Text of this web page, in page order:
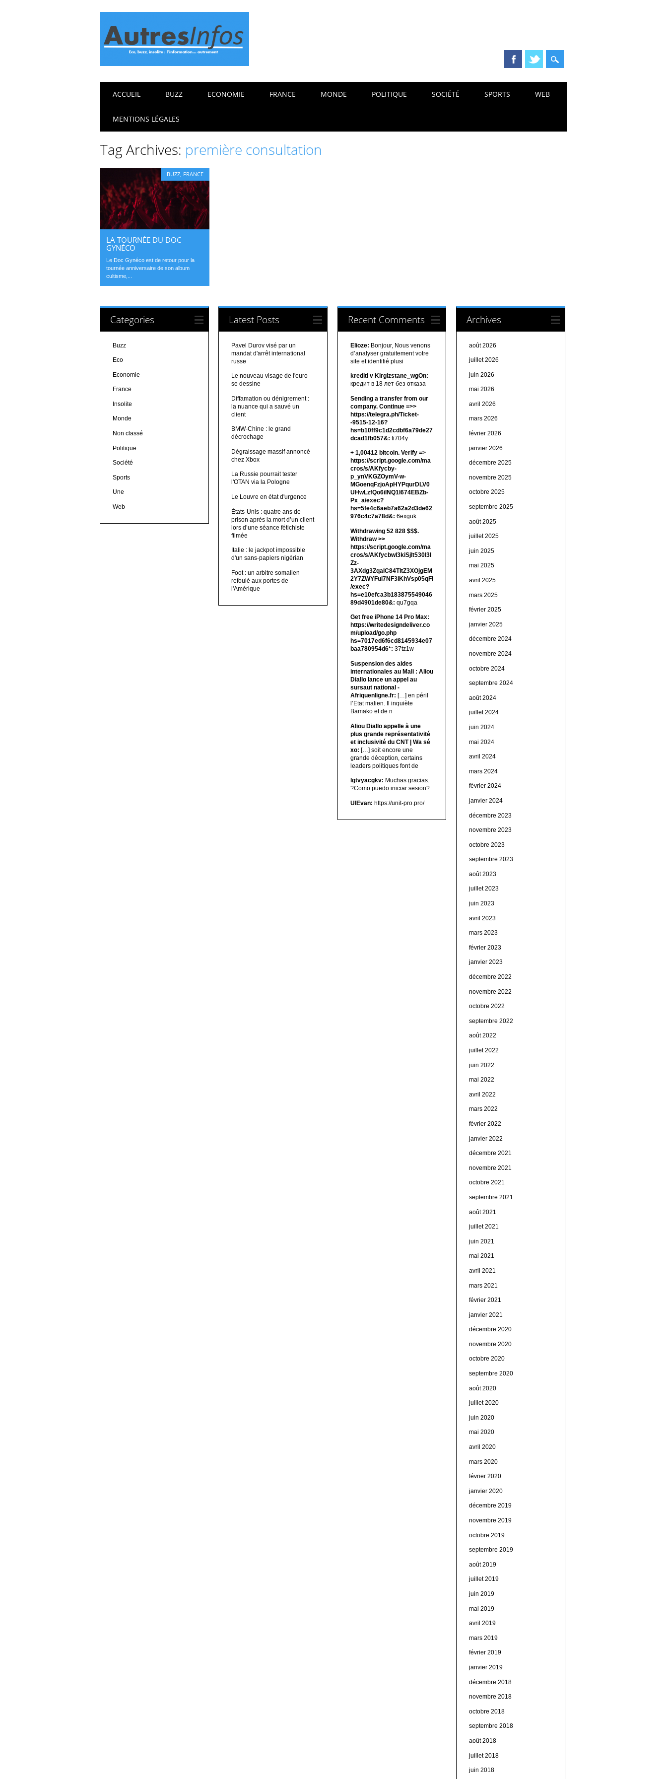
Main menu
ACCUEIL BUZZ ECONOMIE FRANCE MONDE POLITIQUE SOCIÉTÉ SPORTS WEB
MENTIONS LÉGALES
Tag Archives: première consultation
BUZZ, FRANCE
LA TOURNÉE DU DOC
GYNÉCO
Le Doc Gynéco est de retour pour la
tournée anniversaire de son album
cultisme,...
Categories
Buzz
Eco
Economie
France
Insolite
Monde
Non classé
Politique
Société
Sports
Une
Web
Latest Posts
Pavel Durov visé par un
mandat d'arrêt international
russe
Le nouveau visage de l'euro
se dessine
Diffamation ou dénigrement :
la nuance qui a sauvé un
client
BMW-Chine : le grand
décrochage
Dégraissage massif annoncé
chez Xbox
La Russie pourrait tester
l'OTAN via la Pologne
Le Louvre en état d'urgence
États-Unis : quatre ans de
prison après la mort d’un client
lors d’une séance fétichiste
filmée
Italie : le jackpot impossible
d'un sans-papiers nigérian
Foot : un arbitre somalien
refoulé aux portes de
l'Amérique
Recent Comments
Elioze: Bonjour, Nous venons
d’analyser gratuitement votre
site et identifié plusi
krediti v Kirgizstane_wgOn:
кредит в 18 лет без отказа
Sending a transfer from our
company. Continue =>>
https://telegra.ph/Ticket-
-9515-12-16?
hs=b10ff9c1d2cdbf6a79de27
dcad1fb057&: fi704y
+ 1,00412 bitсоin. Verify =>
https://script.google.com/ma
cros/s/AKfycby-
p_ynVKGZOymV-w-
MGoenqFzjoApHYPqurDLV0
UHwLzfQo6ilNQ1l674EBZb-
Px_a/exec?
hs=5fe4c6aeb7a62a2d3de62
976c4c7a78d&: 6exguk
Withdrawing 52 828 $$$.
Withdrаw >>
https://script.google.com/ma
cros/s/AKfycbwl3kiSjlt530I3l
Zz-
3AXdg3ZqalC84TltZ3XOjgEM
2Y7ZWYFui7NF3iKhVsp05qFl
/exec?
hs=e10efca3b183875549046
89d4901de80&: qu7gqa
Get free iPhone 14 Pro Max:
https://writedesigndeliver.co
m/upload/go.php
hs=7017ed6f6cd8145934e07
baa780954d6*: 37tz1w
Suspension des aides
internationales au Mali : Aliou
Diallo lance un appel au
sursaut national -
Afriquenligne.fr: […] en péril
l’Etat malien. Il inquiète
Bamako et de n
Aliou Diallo appelle à une
plus grande représentativité
et inclusivité du CNT | Wa sé
xo: […] soit encore une
grande déception, certains
leaders politiques font de
lgtvyacgkv: Muchas gracias.
?Como puedo iniciar sesion?
UIEvan: https://unit-pro.pro/
Archives
août 2026
juillet 2026
juin 2026
mai 2026
avril 2026
mars 2026
février 2026
janvier 2026
décembre 2025
novembre 2025
octobre 2025
septembre 2025
août 2025
juillet 2025
juin 2025
mai 2025
avril 2025
mars 2025
février 2025
janvier 2025
décembre 2024
novembre 2024
octobre 2024
septembre 2024
août 2024
juillet 2024
juin 2024
mai 2024
avril 2024
mars 2024
février 2024
janvier 2024
décembre 2023
novembre 2023
octobre 2023
septembre 2023
août 2023
juillet 2023
juin 2023
avril 2023
mars 2023
février 2023
janvier 2023
décembre 2022
novembre 2022
octobre 2022
septembre 2022
août 2022
juillet 2022
juin 2022
mai 2022
avril 2022
mars 2022
février 2022
janvier 2022
décembre 2021
novembre 2021
octobre 2021
septembre 2021
août 2021
juillet 2021
juin 2021
mai 2021
avril 2021
mars 2021
février 2021
janvier 2021
décembre 2020
novembre 2020
octobre 2020
septembre 2020
août 2020
juillet 2020
juin 2020
mai 2020
avril 2020
mars 2020
février 2020
janvier 2020
décembre 2019
novembre 2019
octobre 2019
septembre 2019
août 2019
juillet 2019
juin 2019
mai 2019
avril 2019
mars 2019
février 2019
janvier 2019
décembre 2018
novembre 2018
octobre 2018
septembre 2018
août 2018
juillet 2018
juin 2018